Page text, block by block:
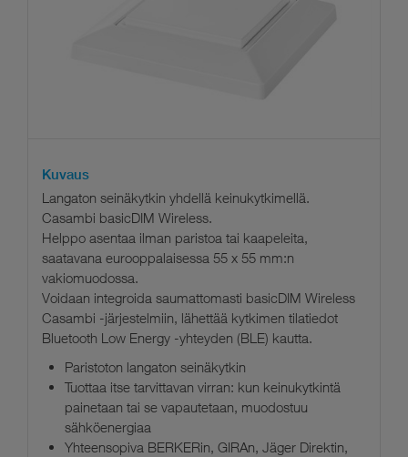
Kuvaus
Langaton seinäkytkin yhdellä keinukytkimellä.
Casambi basicDIM Wireless.
Helppo asentaa ilman paristoa tai kaapeleita,
saatavana eurooppalaisessa 55 x 55 mm:n
vakiomuodossa.
Voidaan integroida saumattomasti basicDIM Wireless
Casambi -järjestelmiin, lähettää kytkimen tilatiedot
Bluetooth Low Energy -yhteyden (BLE) kautta.
Paristoton langaton seinäkytkin
Tuottaa itse tarvittavan virran: kun keinukytkintä
painetaan tai se vapautetaan, muodostuu
sähköenergiaa
Yhteensopiva BERKERin, GIRAn, Jäger Direktin,